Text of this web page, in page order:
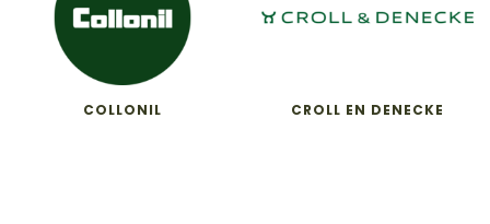
COLLONIL CROLL EN DENECKE